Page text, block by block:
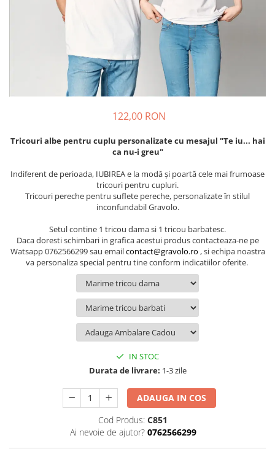
Body bebelusi personalizate
Perne personalizate
Agende personalizate
Etichete pentru sticla de vin
Cadouri Personalizate Unice
Cadouri pentru Doctori
Cadouri Profesori
122,00 RON
Tricouri albe pentru cuplu personalizate cu mesajul "Te iu... hai
ca nu-i greu"
Indiferent de perioada, IUBIREA e la modă și poartă cele mai frumoase
tricouri pentru cupluri.
Tricouri pereche pentru suflete pereche, personalizate în stilul
inconfundabil Gravolo.
Setul contine 1 tricou dama si 1 tricou barbatesc.
Daca doresti schimbari in grafica acestui produs contacteaza-ne pe
Watsapp 0762566299 sau emailcontact@gravolo.ro , si echipa noastra
va personaliza special pentru tine conform indicatiilor oferite.
IN STOC
Durata de livrare: 1-3 zile
ADAUGA IN COS
Cod Produs: C851
Ai nevoie de ajutor? 0762566299